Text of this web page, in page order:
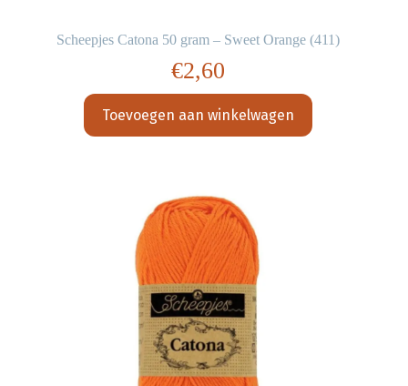
Scheepjes Catona 50 gram – Sweet Orange (411)
€2,60
Toevoegen aan winkelwagen